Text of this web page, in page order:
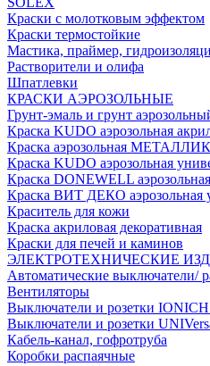
Краски с молотковым эффектом
Краски термостойкие
Мастика, праймер,
Растворители и олифа
Шпатлевки
КРАСКИ АЭРОЗОЛЬНЫЕ
Грунт-эмаль и грунт
Краска KUDO аэрозольная
Краска аэрозольная МЕТАЛЛИК
Краска KUDO аэрозольная
Краска DONEWELL аэрозольная
Краска ВИТ ДЕКО аэрозольная
Краситель для кожи
Краска акриловая декоративная
Краски для печей и каминов
ЭЛЕКТРОТЕХНИЧЕСКИЕ
Автоматические выключатели/
Вентиляторы
Выключатели и розетки
Выключатели и розетки
Кабель-канал, гофротруба
Коробки распаячные